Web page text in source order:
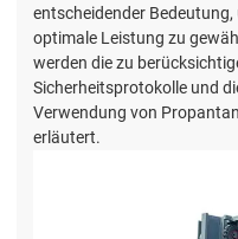
entscheidender
optimale Leistung zu
werden die zu
Sicherheitsprotokolle und
Verwendung von
erläutert.